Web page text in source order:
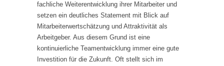
fachliche Weiterentwicklung ihrer Mitarbeiter und
setzen ein deutliches Statement mit Blick auf
Mitarbeiterwertschätzung und Attraktivität als
Arbeitgeber. Aus diesem Grund ist eine
kontinuierliche Teamentwicklung immer eine gute
Investition für die Zukunft. Oft stellt sich im